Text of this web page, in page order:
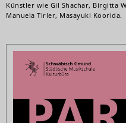
Künstler wie Gil Shachar, Birgitta
Manuela Tirler, Masayuki Koorida.